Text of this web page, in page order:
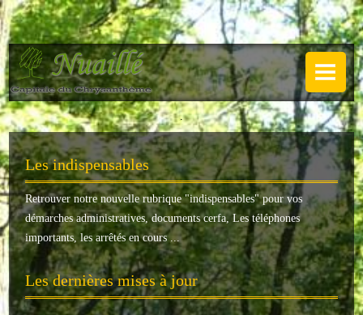
NUAILLÉ
Plan de Nuaillé
Sentiers pédestres
Guide annuel
Histoire
Galerie
LA MAIRIE
Horaires
.
Les indispensables
Retrouver notre nouvelle rubrique "indispensables" pour vos
démarches administratives, documents cerfa, Les téléphones
importants, les arrêtés en cours ...
Les dernières mises à jour